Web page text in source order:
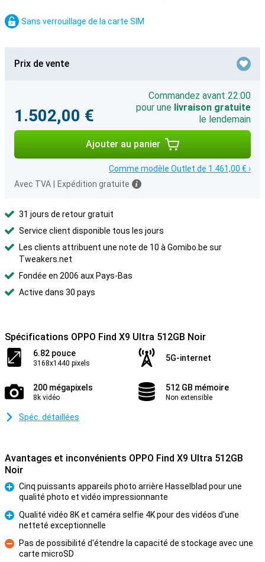
Sans verrouillage de la carte SIM
Prix de vente
1.502,00 €
Commandez avant 22:00
pour une livraison gratuite
le lendemain
Ajouter au panier
Comme modèle Outlet de 1.461,00 € ›
Avec TVA
Expédition gratuite
31 jours de retour gratuit
Service client disponible tous les jours
Les clients attribuent une note de 10 à Gomibo.be sur
Tweakers.net
Fondée en 2006 aux Pays-Bas
Active dans 30 pays
Spécifications OPPO Find X9 Ultra 512GB Noir
6.82 pouce
3168x1440 pixels
5G-internet
200 mégapixels
8k vidéo
512 GB mémoire
Non extensible
Spéc. détaillées
Avantages et inconvénients OPPO Find X9 Ultra 512GB
Noir
Pour
Cinq puissants appareils photo arrière Hasselblad pour une
qualité photo et vidéo impressionnante
Pour
Qualité vidéo 8K et caméra selfie 4K pour des vidéos d'une
netteté exceptionnelle
Contre
Pas de possibilité d'étendre la capacité de stockage avec une
carte microSD